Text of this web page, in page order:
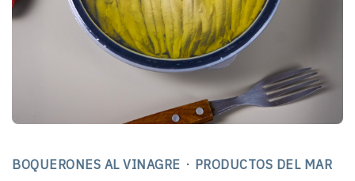
BOQUERONES AL VINAGRE · PRODUCTOS DEL MAR